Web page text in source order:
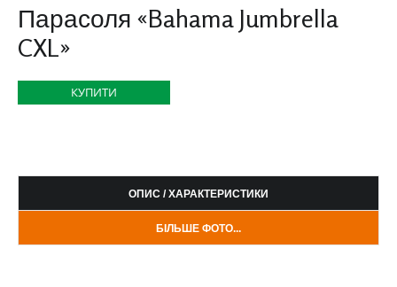
Парасоля «Bahama Jumbrella
CXL»
КУПИТИ
ОПИС / ХАРАКТЕРИСТИКИ
БІЛЬШЕ ФОТО...